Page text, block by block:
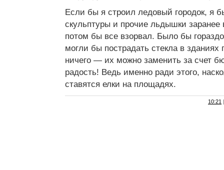
Если бы я строил ледовый городок, я
скульптуры и прочие льдышки заранее
потом бы все взорвал. Было бы
могли бы пострадать стекла в зданиях
ничего — их можно заменить за счет
радость! Ведь именно ради этого,
ставятся елки на площадях.
10:21 |